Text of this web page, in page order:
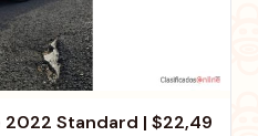
2022 Standard | $22,49